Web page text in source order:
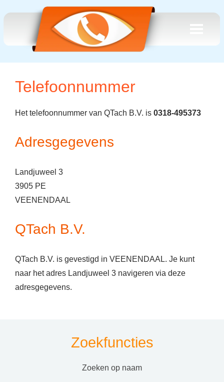
Telefoonnummer
Het telefoonnummer van QTach B.V. is 0318-495373
Adresgegevens
Landjuweel 3
3905 PE
VEENENDAAL
QTach B.V.
QTach B.V. is gevestigd in VEENENDAAL. Je kunt
naar het adres Landjuweel 3 navigeren via deze
adresgegevens.
Zoekfuncties
zoeken op naam